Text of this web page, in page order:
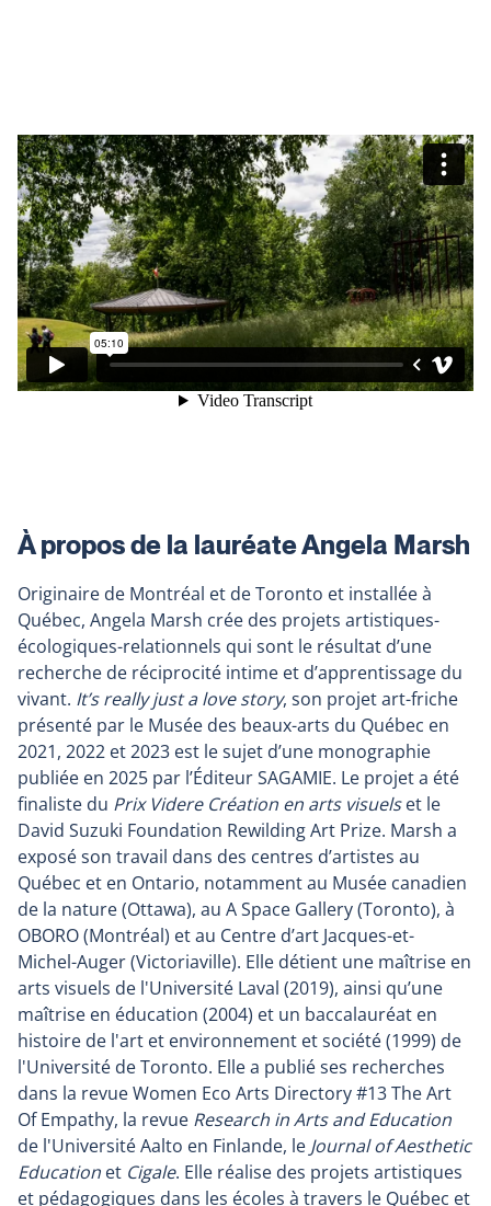
À propos de la lauréate Angela Marsh
Originaire de Montréal et de Toronto et installée à
Québec, Angela Marsh crée des projets artistiques-
écologiques-relationnels qui sont le résultat d’une
recherche de réciprocité intime et d’apprentissage du
vivant. It’s really just a love story, son projet art-friche
présenté par le Musée des beaux-arts du Québec en
2021, 2022 et 2023 est le sujet d’une monographie
publiée en 2025 par l’Éditeur SAGAMIE. Le projet a été
finaliste du Prix Videre Création en arts visuelset le
David Suzuki Foundation Rewilding Art Prize. Marsh a
exposé son travail dans des centres d’artistes au
Québec et en Ontario, notamment au Musée canadien
de la nature (Ottawa), au A Space Gallery (Toronto), à
OBORO (Montréal) et au Centre d’art Jacques-et-
Michel-Auger (Victoriaville). Elle détient une maîtrise en
arts visuels de l'Université Laval (2019), ainsi qu’une
maîtrise en éducation (2004) et un baccalauréat en
histoire de l'art et environnement et société (1999) de
l'Université de Toronto. Elle a publié ses recherches
dans la revue Women Eco Arts Directory #13 The Art
Of Empathy, la revue Research in Arts and Education
de l'Université Aalto en Finlande, le Journal of Aesthetic
Education et Cigale. Elle réalise des projets artistiques
et pédagogiques dans les écoles à travers le Québec et